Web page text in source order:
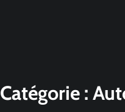
Catégorie :